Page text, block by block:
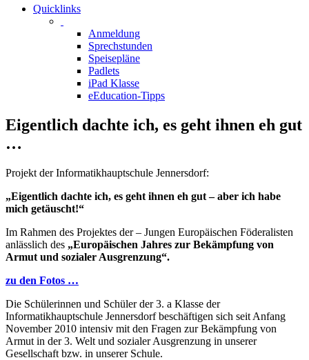
Quicklinks
Anmeldung
Sprechstunden
Speisepläne
Padlets
iPad Klasse
eEducation-Tipps
Eigentlich dachte ich, es geht ihnen eh gut
…
Projekt der Informatikhauptschule Jennersdorf:
„Eigentlich dachte ich, es geht ihnen eh gut – aber ich habe
mich getäuscht!“
Im Rahmen des Projektes der – Jungen Europäischen Föderalisten
anlässlich des „Europäischen Jahres zur Bekämpfung von
Armut und sozialer Ausgrenzung“.
zu den Fotos …
Die Schülerinnen und Schüler der 3. a Klasse der
Informatikhauptschule Jennersdorf beschäftigen sich seit Anfang
November 2010 intensiv mit den Fragen zur Bekämpfung von
Armut in der 3. Welt und sozialer Ausgrenzung in unserer
Gesellschaft bzw. in unserer Schule.